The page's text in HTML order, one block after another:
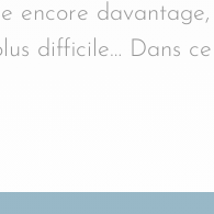
encore davantage,
difficile… Dans ce